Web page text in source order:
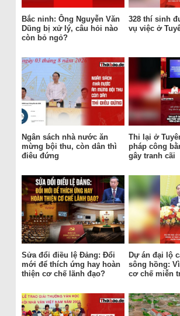
Bắc ninh: Ông Nguyễn Văn
Dũng bị xử lý, câu hỏi nào
còn bỏ ngỏ?
328 thí sinh
vụ việc ở
Ngân sách nhà nước ăn
mừng bội thu, còn dân thì
điêu đứng
Thi lại ở
pháp công
gây tranh cãi
Sửa đổi điều lệ Đảng: Đổi
mới để thích ứng hay hoàn
thiện cơ chế lãnh đạo?
Dự án đại lộ
sông hồng:
cơ chế miễn